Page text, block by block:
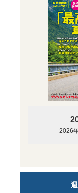
カワサキ ZX-25R
ZX-25Rは4気筒、
2026